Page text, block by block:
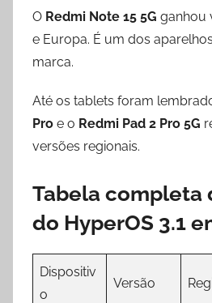
O Redmi Note 15 5G ganhou
e Europa. É um dos
marca.
Até os tablets foram
Pro e o Redmi Pad 2 Pro 5G
versões regionais.
Tabela completa
do HyperOS 3.1
Dispositiv
o
Versão